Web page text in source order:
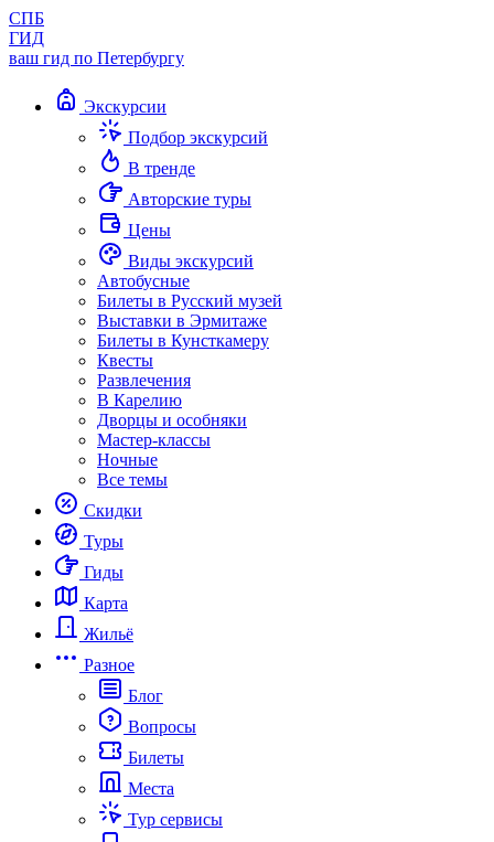
СПБ
ГИД
ваш гид по Петербургу
Экскурсии
Подбор экскурсий
В тренде
Авторские туры
Цены
Виды экскурсий
Автобусные
Билеты в Русский музей
Выставки в Эрмитаже
Билеты в Кунсткамеру
Квесты
Развлечения
В Карелию
Дворцы и особняки
Мастер-классы
Ночные
Все темы
Скидки
Туры
Гиды
Карта
Жильё
Разное
Блог
Вопросы
Билеты
Места
Тур сервисы